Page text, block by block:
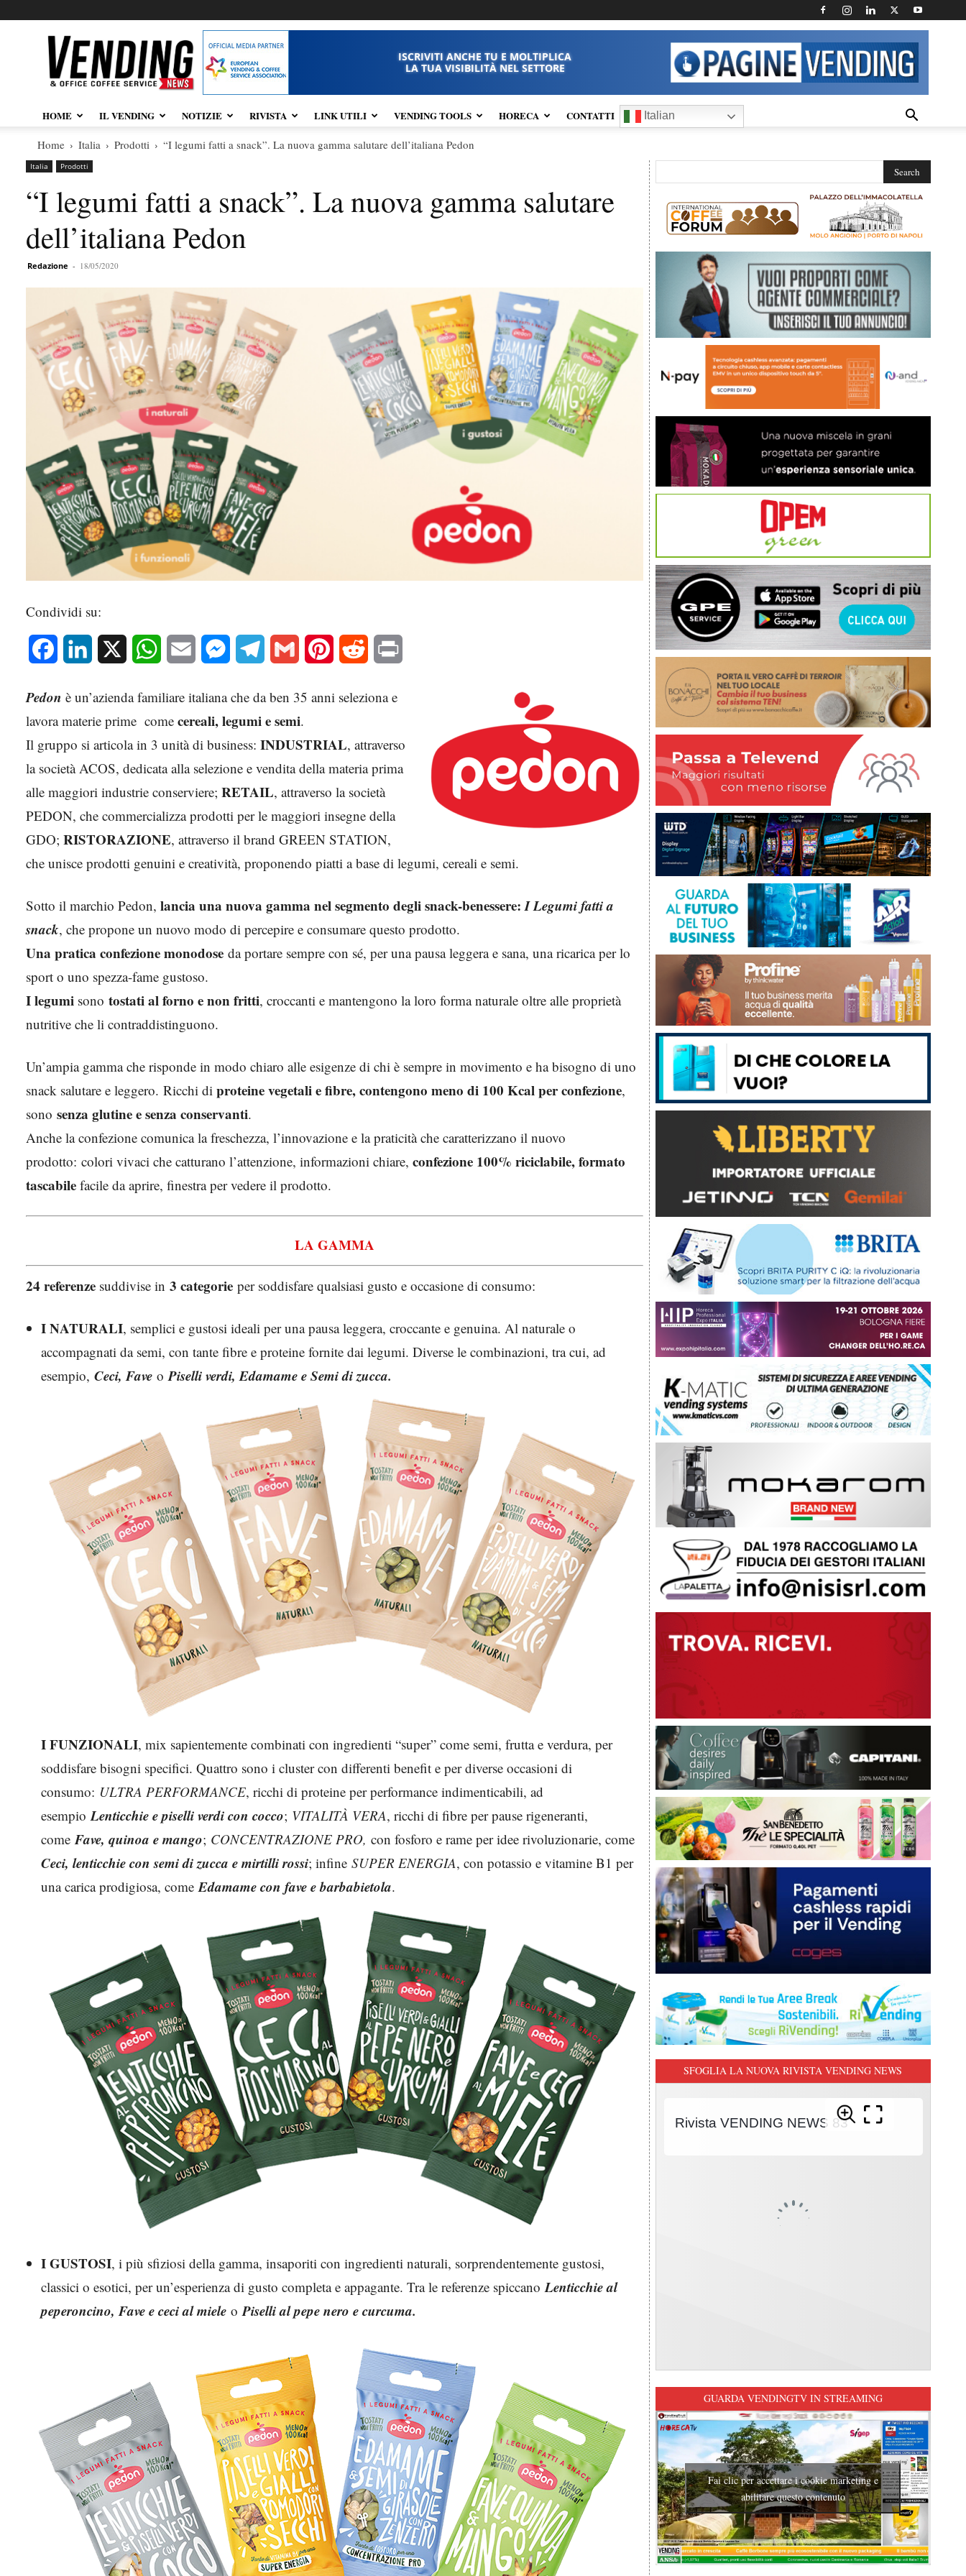
Vendingnews.it
ISCRIVITI ANCHE TU E MOLTIPLICA
LA TUA VISIBILITÀ NEL SETTORE
HOME IL VENDING NOTIZIE RIVISTA LINK UTILI VENDING TOOLS HORECA CONTATTI Italian
Home Italia Prodotti “I legumi fatti a snack”. La nuova gamma salutare dell’italiana Pedon
Italia Prodotti
“I legumi fatti a snack”. La nuova gamma salutare
dell’italiana Pedon
Redazione - 18/05/2020
Condividi su:
Facebook LinkedIn WhatsAppEmail MessengerTelegram Gmail Pinterest Reddit
Pedon è un’azienda familiare italiana che da ben 35 anni seleziona e
lavora materie prime come cereali, legumi e semi.
Il gruppo si articola in 3 unità di business: INDUSTRIAL, attraverso
la società ACOS, dedicata alla selezione e vendita della materia prima
alle maggiori industrie conserviere; RETAIL, attraverso la società
PEDON, che commercializza prodotti per le maggiori insegne della
GDO; RISTORAZIONE, attraverso il brand GREEN STATION,
che unisce prodotti genuini e creatività, proponendo piatti a base di legumi, cereali e semi.
Sotto il marchio Pedon, lancia una nuova gamma nel segmento degli snack-benessere:I Legumi fatti a
snack, che propone un nuovo modo di percepire e consumare questo prodotto.
Una pratica confezione monodose da portare sempre con sé, per una pausa leggera e sana, una ricarica per lo
sport o uno spezza-fame gustoso.
I legumi sono tostati al forno e non fritti, croccanti e mantengono la loro forma naturale oltre alle proprietà
nutritive che li contraddistinguono.
Un’ampia gamma che risponde in modo chiaro alle esigenze di chi è sempre in movimento e ha bisogno di uno
snack salutare e leggero. Ricchi di proteine vegetali e fibre, contengono meno di 100 Kcal per confezione,
sono senza glutine e senza conservanti.
Anche la confezione comunica la freschezza, l’innovazione e la praticità che caratterizzano il nuovo
prodotto: colori vivaci che catturano l’attenzione, informazioni chiare, confezione 100% riciclabile, formato
tascabile facile da aprire, finestra per vedere il prodotto.
LA GAMMA
24 referenze suddivise in 3 categorie per soddisfare qualsiasi gusto e occasione di consumo:
I NATURALI, semplici e gustosi ideali per una pausa leggera, croccante e genuina. Al naturale o
accompagnati da semi, con tante fibre e proteine fornite dai legumi. Diverse le combinazioni, tra cui, ad
esempio, Ceci, Fave o Piselli verdi, Edamame e Semi di zucca.
I FUNZIONALI, mix sapientemente combinati con ingredienti “super” come semi, frutta e verdura, per
soddisfare bisogni specifici. Quattro sono i cluster con differenti benefit e per diverse occasioni di
consumo: ULTRA PERFORMANCE, ricchi di proteine per performance indimenticabili, ad
esempio Lenticchie e piselli verdi con cocco; VITALITÀ VERA, ricchi di fibre per pause rigeneranti,
come Fave, quinoa e mango; CONCENTRAZIONE PRO, con fosforo e rame per idee rivoluzionarie, come
Ceci, lenticchie con semi di zucca e mirtilli rossi; infine SUPER ENERGIA, con potassio e vitamine B1 per
una carica prodigiosa, come Edamame con fave e barbabietola.
I GUSTOSI, i più sfiziosi della gamma, insaporiti con ingredienti naturali, sorprendentemente gustosi,
classici o esotici, per un’esperienza di gusto completa e appagante. Tra le referenze spiccanoLenticchie al
peperoncino, Fave e ceci al miele o Piselli al pepe nero e curcuma.
SFOGLIA LA NUOVA RIVISTA VENDING NEWS
GUARDA VENDINGTV IN STREAMING
Fai clic per accettare i cookie marketing e
abilitare questo contenuto